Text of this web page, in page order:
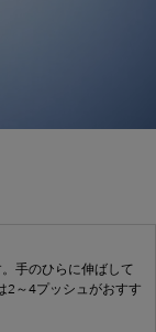
手のひらに伸ばして
2～4プッシュがおすす